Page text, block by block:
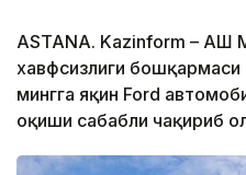
ASTANA. Kazinform – АҚШ
хавфсизлиги
мингга яқин Ford
оқиши сабабли чақириб